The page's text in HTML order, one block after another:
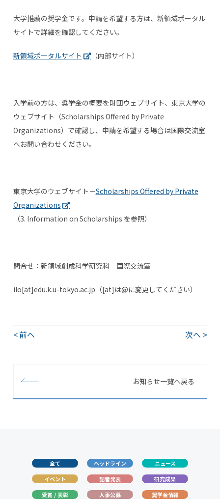
大学推薦の奨学金です。申請を希望する方は、新領域ポータル
サイトで詳細を確認してください。
新領域ポータルサイト （内部サイト）
入学前の方は、奨学金の概要を財団ウェブサイト、東京大学の
ウェブサイト（Scholarships Offered by Private
Organizations）で確認し、申請を希望する場合は国際交流室
へお問い合わせください。
東京大学のウェブサイト－Scholarships Offered by Private
Organizations
（3. Information on Scholarships を参照）
問合せ：新領域創成科学研究科 国際交流室
ilo[at]edu.k.u-tokyo.ac.jp（[at]は@に変更してください）
前へ 次へ
お知らせ一覧へ戻る
全て ヘッドライン
ニュース
イベント
記者発表
研究成果
受賞 / 表彰
人事公募 奨学金情報